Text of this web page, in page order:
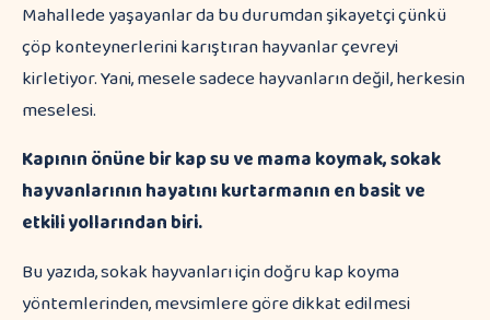
Mahallede yaşayanlar da bu durumdan şikayetçi çünkü
çöp konteynerlerini karıştıran hayvanlar çevreyi
kirletiyor. Yani, mesele sadece hayvanların değil, herkesin
meselesi.
Kapının önüne bir kap su ve mama koymak, sokak
hayvanlarının hayatını kurtarmanın en basit ve
etkili yollarından biri.
Bu yazıda, sokak hayvanları için doğru kap koyma
yöntemlerinden, mevsimlere göre dikkat edilmesi